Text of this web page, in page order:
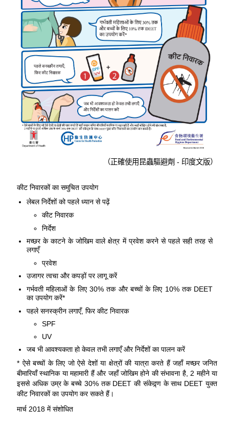
（正確使用昆蟲驅避劑 - 印度文版）
कीट निवारकों का समुचित उपयोग
लेबल निर्देशों को पहले ध्यान से पढ़ें
कीट निवारक
निर्देश
मच्छर के काटने के जोखिम वाले क्षेत्र में प्रवेश करने से पहले सही तरह से
लगाएँ
प्रवेश
उजागर त्वचा और कपड़ों पर लागू करें
गर्भवती महिलाओं के लिए 30% तक और बच्चों के लिए 10% तक DEET
का उपयोग करें*
पहले सनस्क्रीन लगाएँ, फिर कीट निवारक
SPF
UV
जब भी आवश्यकता हो केवल तभी लगाएँ और निर्देशों का पालन करें
* ऐसे बच्चों के लिए जो ऐसे देशों या क्षेत्रों की यात्रा करते हैं जहाँ मच्छर जनित
बीमारियाँ स्थानिक या महामारी हैं और जहाँ जोखिम होने की संभावना है, 2 महीने या
इससे अधिक उम्र के बच्चे 30% तक DEET की संकेद्र्ण के साथ DEET युक्त
कीट निवारकों का उपयोग कर सकते हैं।
मार्च 2018 में संशोधित